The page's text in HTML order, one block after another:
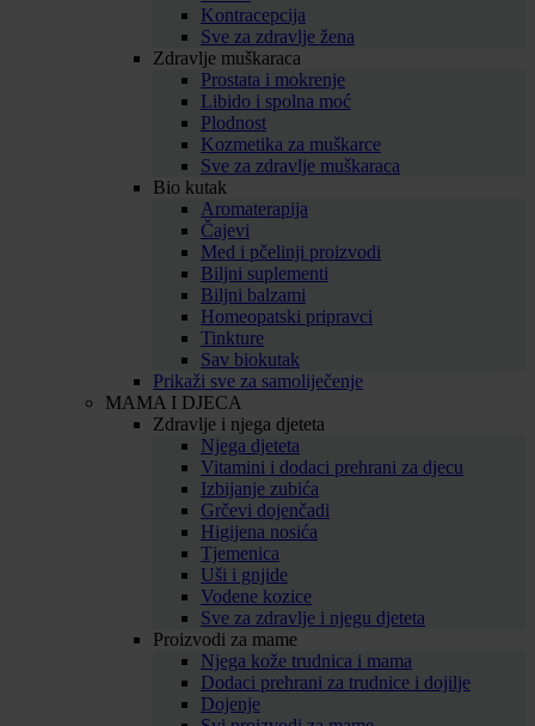
Kontracepcija
Sve za zdravlje žena
Zdravlje muškaraca
Prostata i mokrenje
Libido i spolna moć
Plodnost
Kozmetika za muškarce
Sve za zdravlje muškaraca
Bio kutak
Aromaterapija
Čajevi
Med i pčelinji proizvodi
Biljni suplementi
Biljni balzami
Homeopatski pripravci
Tinkture
Sav biokutak
Prikaži sve za samoliječenje
MAMA I DJECA
Zdravlje i njega djeteta
Njega djeteta
Vitamini i dodaci prehrani za djecu
Izbijanje zubića
Grčevi dojenčadi
Higijena nosića
Tjemenica
Uši i gnjide
Vodene kozice
Sve za zdravlje i njegu djeteta
Proizvodi za mame
Njega kože trudnica i mama
Dodaci prehrani za trudnice i dojilje
Dojenje